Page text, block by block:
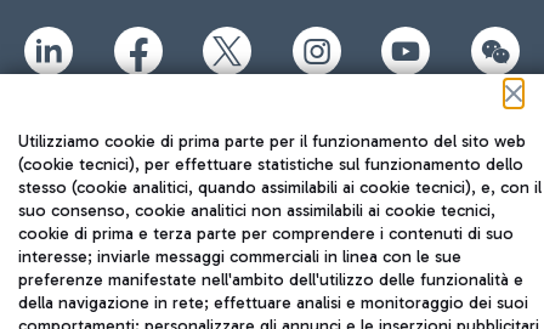
ITA
Utilizziamo cookie di prima parte per il funzionamento del sito web
(cookie tecnici), per effettuare statistiche sul funzionamento dello
stesso (cookie analitici, quando assimilabili ai cookie tecnici), e, con il
suo consenso, cookie analitici non assimilabili ai cookie tecnici,
cookie di prima e terza parte per comprendere i contenuti di suo
interesse; inviarle messaggi commerciali in linea con le sue
preferenze manifestate nell'ambito dell'utilizzo delle funzionalità e
della navigazione in rete; effettuare analisi e monitoraggio dei suoi